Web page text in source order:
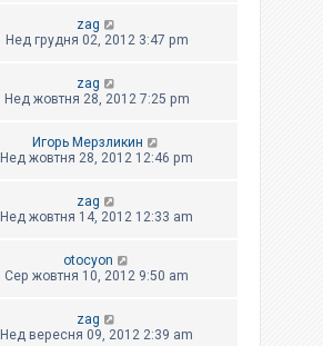
zag
Нед грудня 02, 2012 3:47 pm
zag
Нед жовтня 28, 2012 7:25 pm
Игорь Мерзликин
Нед жовтня 28, 2012 12:46 pm
zag
Нед жовтня 14, 2012 12:33 am
otocyon
Сер жовтня 10, 2012 9:50 am
zag
Нед вересня 09, 2012 2:39 am